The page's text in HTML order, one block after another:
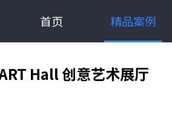
首页 精品案例
Hall 创意艺术展厅